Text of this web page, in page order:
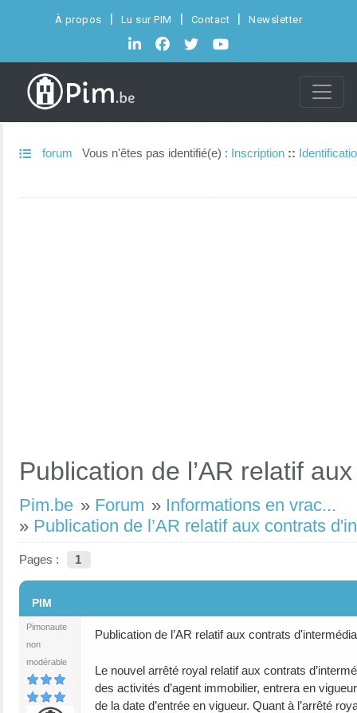
À propos Lu sur PIM Contact Newsletter
forum Vous n'êtes pas identifié(e) : Inscription ::
Publication de l’AR relatif
Pim.be » Forum » Informations en vrac...
» Publication de l’AR relatif aux contrats
Pages : 1
PIM
Pimonaute
non
modérable
Publication de l’AR relatif aux contrats
Le nouvel arrêté royal relatif aux contrats
des activités d’agent immobilier, entrera en
de la date d’entrée en vigueur. Quant à l’arrêté